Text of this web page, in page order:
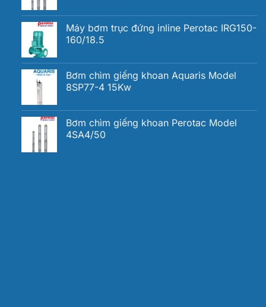
Máy bơm trục đứng inline Perotac IRG150-
160/18.5
Bơm chìm giếng khoan Aquaris Model
8SP77-4 15Kw
Bơm chìm giếng khoan Perotac Model
4SA4/50